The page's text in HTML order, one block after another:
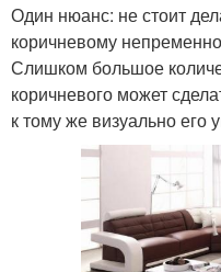
Один нюанс: не стоит
коричневому
Слишком большое
коричневого может
к тому же визуально его